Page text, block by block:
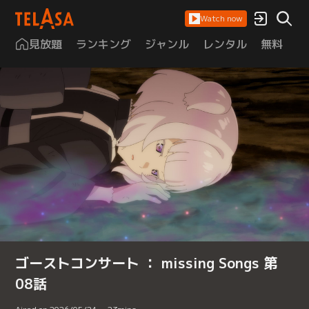
Watch now
見放題 ランキング ジャンル レンタル 無料
ゴーストコンサート ： missing Songs 第
08話